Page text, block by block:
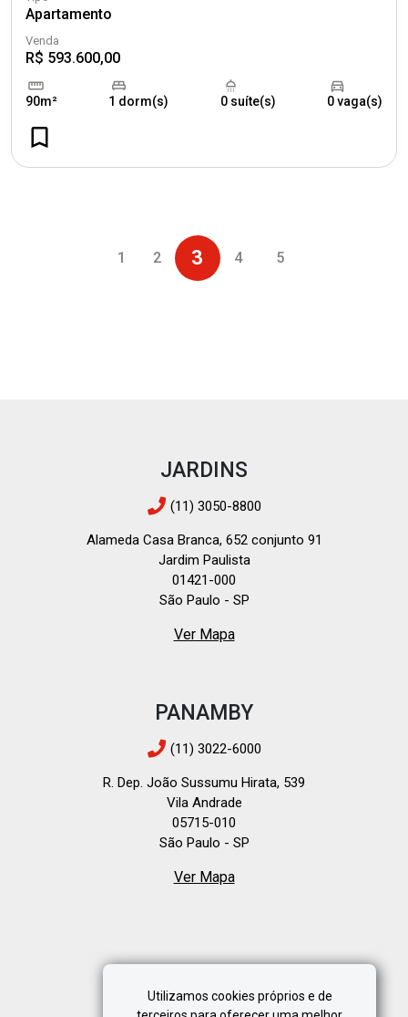
Apartamento
Venda
R$ 593.600,00
90m² 1 dorm(s) 0 suíte(s) 0 vaga(s)
1 2 3 4 5
Utilizamos cookies próprios e de
JARDINS
(11) 3050-8800
Alameda Casa Branca, 652 conjunto 91
Jardim Paulista
01421-000
São Paulo - SP
Ver Mapa
PANAMBY
(11) 3022-6000
R. Dep. João Sussumu Hirata, 539
Vila Andrade
05715-010
São Paulo - SP
Ver Mapa